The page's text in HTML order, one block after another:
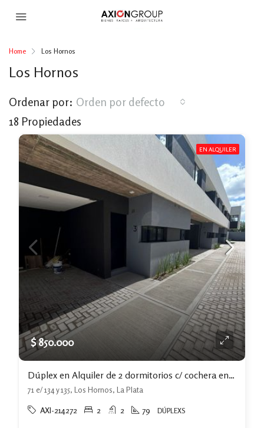
Home Los Hornos
Los Hornos
18 Propiedades
Ordenar por: Orden por defecto
EN ALQUILER
$ 850.000
Dúplex en Alquiler de 2 dormitorios c/ cochera en Los Hornos
71 e/ 134 y 135, Los Hornos, La Plata
AXI-214272 2 2 79 DÚPLEXS